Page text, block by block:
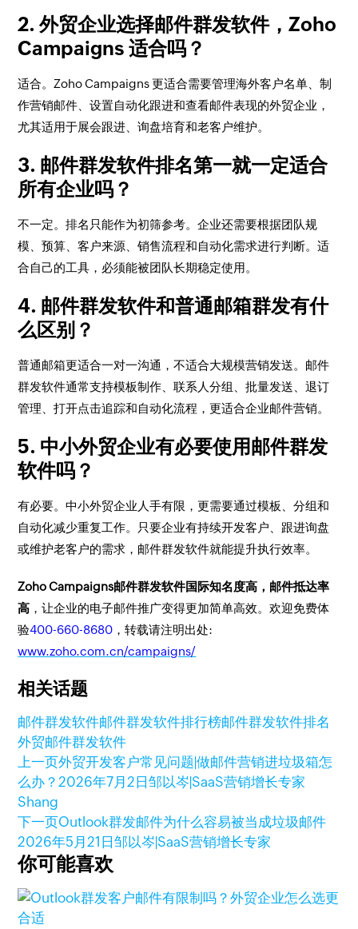
2. 外贸企业选择邮件群发软件，Zoho
Campaigns 适合吗？
适合。Zoho Campaigns 更适合需要管理海外客户名单、制
作营销邮件、设置自动化跟进和查看邮件表现的外贸企业，
尤其适用于展会跟进、询盘培育和老客户维护。
3. 邮件群发软件排名第一就一定适合
所有企业吗？
不一定。排名只能作为初筛参考。企业还需要根据团队规
模、预算、客户来源、销售流程和自动化需求进行判断。适
合自己的工具，必须能被团队长期稳定使用。
4. 邮件群发软件和普通邮箱群发有什
么区别？
普通邮箱更适合一对一沟通，不适合大规模营销发送。邮件
群发软件通常支持模板制作、联系人分组、批量发送、退订
管理、打开点击追踪和自动化流程，更适合企业邮件营销。
5. 中小外贸企业有必要使用邮件群发
软件吗？
有必要。中小外贸企业人手有限，更需要通过模板、分组和
自动化减少重复工作。只要企业有持续开发客户、跟进询盘
或维护老客户的需求，邮件群发软件就能提升执行效率。
Zoho Campaigns邮件群发软件国际知名度高，邮件抵达率
高 ，让企业的电子邮件推广变得更加简单高效。欢迎免费体
验400-660-8680 ，转载请注明出处:
www.zoho.com.cn/campaigns/
相关话题
邮件群发软件邮件群发软件排行榜邮件群发软件排名
外贸邮件群发软件
上一页外贸开发客户常见问题|做邮件营销进垃圾箱怎
么办？2026年7月2日邹以岑|SaaS营销增长专家
Shang
下一页Outlook群发邮件为什么容易被当成垃圾邮件
2026年5月21日邹以岑|SaaS营销增长专家
你可能喜欢